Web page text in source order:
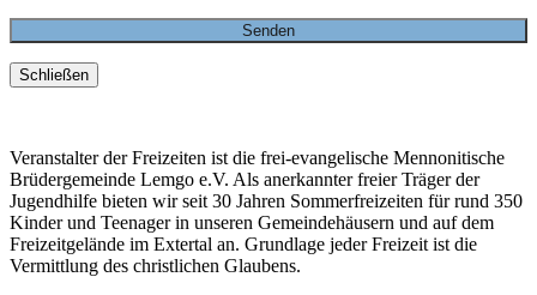
Schließen
Veranstalter der Freizeiten ist die frei-evangelische Mennonitische
Brüdergemeinde Lemgo e.V. Als anerkannter freier Träger der
Jugendhilfe bieten wir seit 30 Jahren Sommerfreizeiten für rund 350
Kinder und Teenager in unseren Gemeindehäusern und auf dem
Freizeitgelände im Extertal an. Grundlage jeder Freizeit ist die
Vermittlung des christlichen Glaubens.